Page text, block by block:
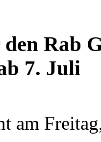
Rab
7. Juli
am